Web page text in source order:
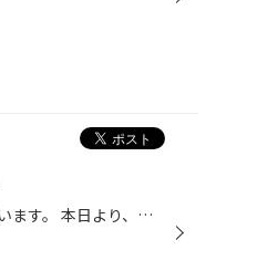
こんにちは、いつも当店をご利用いただきましてありがとうございます。 本日より、コクピット・タイヤ館におきまして、 期間限定！ サイズ限定！！ 数量限定！！！ お得にお買い求めいただける、「タイヤスペシャルプライスデー」がスタートします！ お得なタイヤのご紹介！！ ワゴンR、N-BOX、タン...